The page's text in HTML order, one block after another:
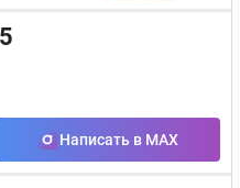
Написать в MAX